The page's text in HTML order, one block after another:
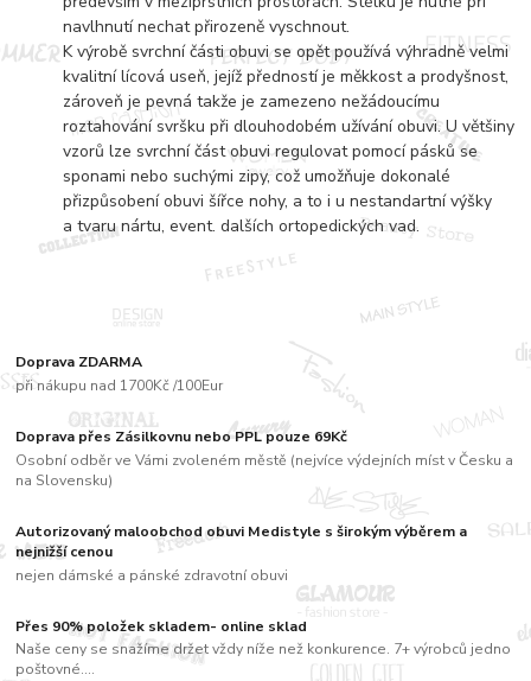
Doprava ZDARMA
při nákupu nad 1700Kč /100Eur
Doprava přes Zásilkovnu nebo PPL pouze 69Kč
Osobní odběr ve Vámi zvoleném městě (nejvíce výdejních míst v Česku a
na Slovensku)
Autorizovaný maloobchod obuvi Medistyle s širokým výběrem a
nejnižší cenou
nejen dámské a pánské zdravotní obuvi
Přes 90% položek skladem- online sklad
Naše ceny se snažíme držet vždy níže než konkurence. 7+ výrobců jedno
poštovné....
navlhnutí nechat přirozeně vyschnout.
K výrobě svrchní části obuvi se opět používá výhradně velmi
kvalitní lícová useň, jejíž předností je měkkost a prodyšnost,
zároveň je pevná takže je zamezeno nežádoucímu
roztahování svršku při dlouhodobém užívání obuvi. U většiny
vzorů lze svrchní část obuvi regulovat pomocí pásků se
sponami nebo suchými zipy, což umožňuje dokonalé
přizpůsobení obuvi šířce nohy, a to i u nestandartní výšky
a tvaru nártu, event. dalších ortopedických vad.